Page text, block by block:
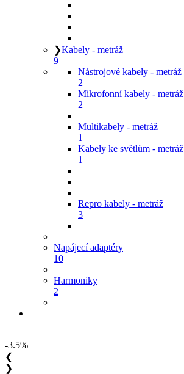
❯Kabely - metráž
9
Nástrojové kabely - metráž
2
Mikrofonní kabely - metráž
2
Multikabely - metráž
1
Kabely ke světlům - metráž
1
Repro kabely - metráž
3
Napájecí adaptéry
10
Harmoniky
2
-3.5%
❮
❯